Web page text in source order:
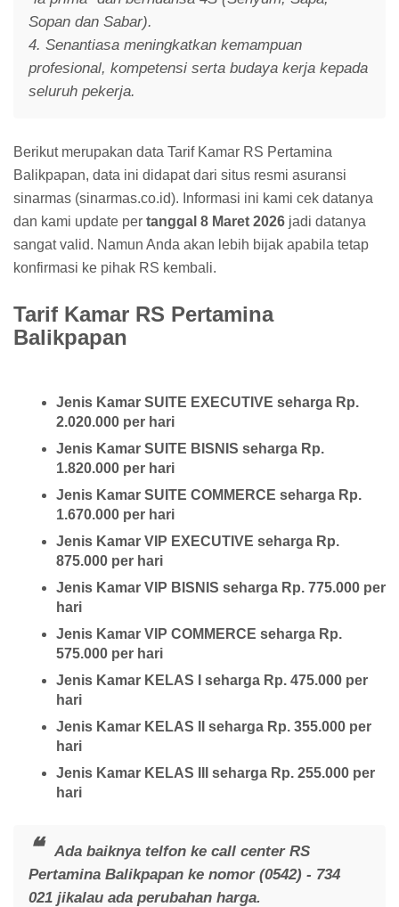
Sopan dan Sabar).
4. Senantiasa meningkatkan kemampuan
profesional, kompetensi serta budaya kerja kepada
seluruh pekerja.
Berikut merupakan data Tarif Kamar RS Pertamina
Balikpapan, data ini didapat dari situs resmi asuransi
sinarmas (sinarmas.co.id). Informasi ini kami cek datanya
dan kami update per tanggal 8 Maret 2026 jadi datanya
sangat valid. Namun Anda akan lebih bijak apabila tetap
konfirmasi ke pihak RS kembali.
Tarif Kamar RS Pertamina
Balikpapan
Jenis Kamar SUITE EXECUTIVE seharga Rp.
2.020.000 per hari
Jenis Kamar SUITE BISNIS seharga Rp.
1.820.000 per hari
Jenis Kamar SUITE COMMERCE seharga Rp.
1.670.000 per hari
Jenis Kamar VIP EXECUTIVE seharga Rp.
875.000 per hari
Jenis Kamar VIP BISNIS seharga Rp. 775.000 per
hari
Jenis Kamar VIP COMMERCE seharga Rp.
575.000 per hari
Jenis Kamar KELAS I seharga Rp. 475.000 per
hari
Jenis Kamar KELAS II seharga Rp. 355.000 per
hari
Jenis Kamar KELAS III seharga Rp. 255.000 per
hari
Ada baiknya telfon ke call center RS
Pertamina Balikpapan ke nomor (0542) - 734
021 jikalau ada perubahan harga.